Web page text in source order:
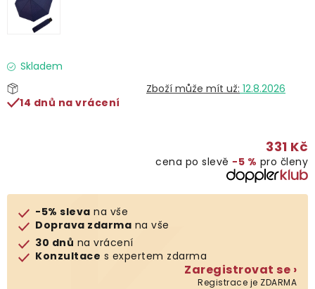
Gastro produkty
Kolekce
Prodávané značky
Naše katalogy
O nás
Kontakty
Skladem
12.8.2026
14 dnů na vrácení
331 Kč
cena po slevě −5 % pro členy
-5% sleva na vše
Doprava zdarma na vše
30 dnů na vrácení
Konzultace s expertem zdarma
Zaregistrovat se ›
Registrace je ZDARMA